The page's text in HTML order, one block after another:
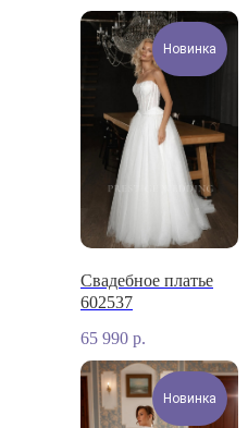
Новинка
Свадебное платье
602537
65 990 р.
Новинка